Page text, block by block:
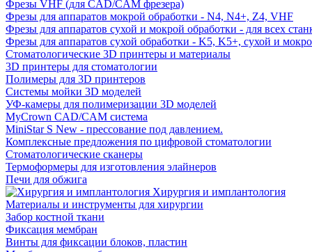
Фрезы VHF (для CAD/CAM фрезера)
Фрезы для аппаратов мокрой обработки - N4, N4+, Z4, VHF
Фрезы для аппаратов сухой и мокрой обработки - для всех
Фрезы для аппаратов сухой обработки - K5, K5+, сухой и
Стоматологические 3D принтеры и материалы
3D принтеры для стоматологии
Полимеры для 3D принтеров
Системы мойки 3D моделей
УФ-камеры для полимеризации 3D моделей
MyCrown CAD/CAM система
MiniStar S New - прессование под давлением.
Комплексные предложения по цифровой стоматологии
Стоматологические сканеры
Термоформеры для изготовления элайнеров
Печи для обжига
Хирургия и имплантология
Материалы и инструменты для хирургии
Забор костной ткани
Фиксация мембран
Винты для фиксации блоков, пластин